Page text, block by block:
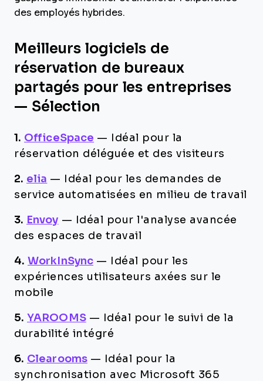
des employés hybrides.
Meilleurs logiciels de
réservation de bureaux
partagés pour les entreprises
— Sélection
1. OfficeSpace —
Idéal pour la
réservation déléguée et des visiteurs
2. elia —
Idéal pour les demandes de
service automatisées en milieu de travail
3. Envoy —
Idéal pour l'analyse avancée
des espaces de travail
4. WorkInSync —
Idéal pour les
expériences utilisateurs axées sur le
mobile
5. YAROOMS —
Idéal pour le suivi de la
durabilité intégré
6. Clearooms —
Idéal pour la
synchronisation avec Microsoft 365